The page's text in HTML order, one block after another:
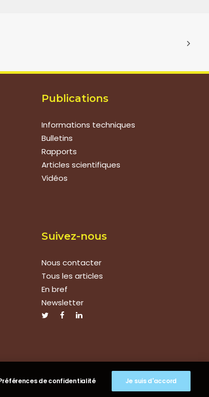
Publications
Informations techniques
Bulletins
Rapports
Articles scientifiques
Vidéos
Suivez-nous
Nous contacter
Tous les articles
En bref
Newsletter
de confidentialité Je suis d'accord